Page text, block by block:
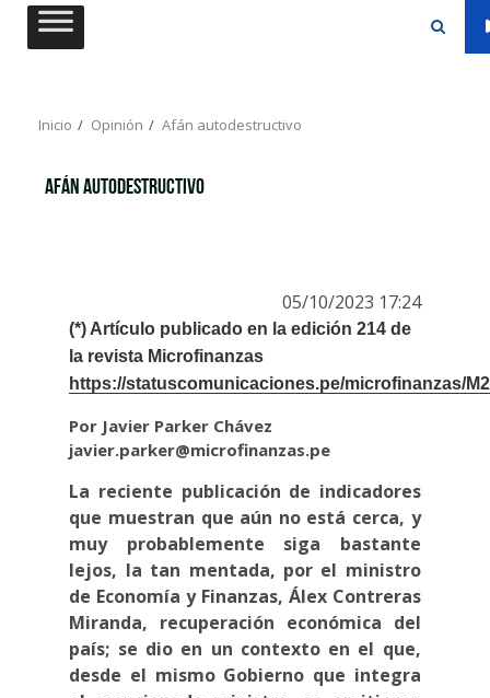
Saltar
Inicio Opinión Afán autodestructivo
Afán autodestructivo
05/10/2023 17:24
(*) Artículo publicado en la edición 214 de
la revista Microfinanzas
https://statuscomunicaciones.pe/microfinanzas/
Por Javier Parker Chávez
javier.parker@microfinanzas.pe
La reciente publicación de indicadores
que muestran que aún no está cerca, y
muy probablemente siga bastante
lejos, la tan mentada, por el ministro
de Economía y Finanzas, Álex Contreras
Miranda, recuperación económica del
país; se dio en un contexto en el que,
desde el mismo Gobierno que integra